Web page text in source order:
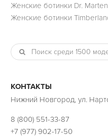
Женские ботинки Dr.
Женские ботинки
КОНТАКТЫ
Нижний Новгород, ул.
8 (800) 551-33-87
+7 (977) 902-17-50